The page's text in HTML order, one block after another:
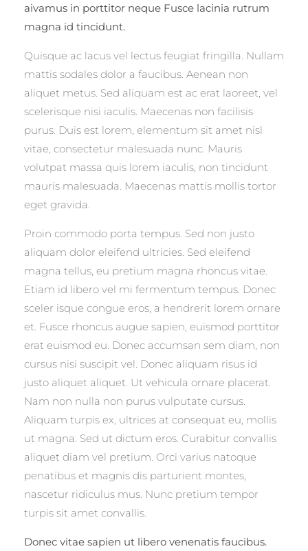
aivamus in porttitor neque Fusce lacinia rutrum
magna id tincidunt.
Quisque ac lacus vel lectus feugiat fringilla. Nullam
mattis sodales dolor a faucibus. Aenean non
aliquet metus. Sed aliquam est ac erat laoreet, vel
scelerisque nisi iaculis. Maecenas non facilisis
purus. Duis est lorem, elementum sit amet nisl
vitae, consectetur malesuada nunc. Mauris
volutpat massa quis lorem iaculis, non tincidunt
mauris malesuada. Maecenas mattis mollis tortor
eget gravida.
Proin commodo porta tempus. Sed non justo
aliquam dolor eleifend ultricies. Sed eleifend
magna tellus, eu pretium magna rhoncus vitae.
Etiam id libero vel mi fermentum tempus. Donec
sceler isque congue eros, a hendrerit lorem ornare
et. Fusce rhoncus augue sapien, euismod porttitor
erat euismod eu. Donec accumsan sem diam, non
cursus nisi suscipit vel. Donec aliquam risus id
justo aliquet aliquet. Ut vehicula ornare placerat.
Nam non nulla non purus vulputate cursus.
Aliquam turpis ex, ultrices at consequat eu, mollis
ut magna. Sed ut dictum eros. Curabitur convallis
aliquet diam vel pretium. Orci varius natoque
penatibus et magnis dis parturient montes,
nascetur ridiculus mus. Nunc pretium tempor
turpis sit amet convallis.
Donec vitae sapien ut libero venenatis faucibus.